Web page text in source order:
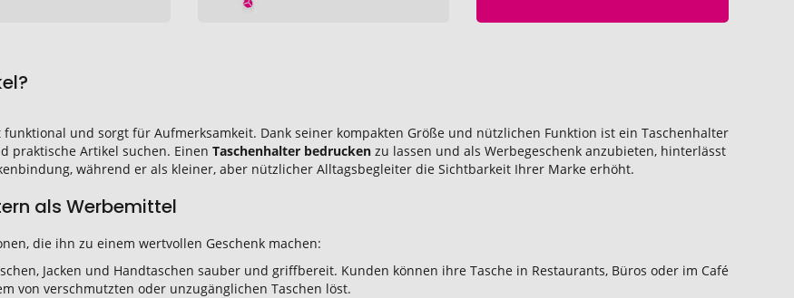
und sorgt für Aufmerksamkeit. Dank seiner kompakten Größe und nützlichen Funktion ist ein Taschenhalter
praktische Artikel suchen. EinenTaschenhalter bedrucken zu lassen und als Werbegeschenk anzubieten, hinterlässt
während er als kleiner, aber nützlicher Alltagsbegleiter die Sichtbarkeit Ihrer Marke erhöht.
als Werbemittel
die ihn zu einem wertvollen Geschenk machen:
Jacken und Handtaschen sauber und griffbereit. Kunden können ihre Tasche in Restaurants, Büros oder im Café
von verschmutzten oder unzugänglichen Taschen löst.